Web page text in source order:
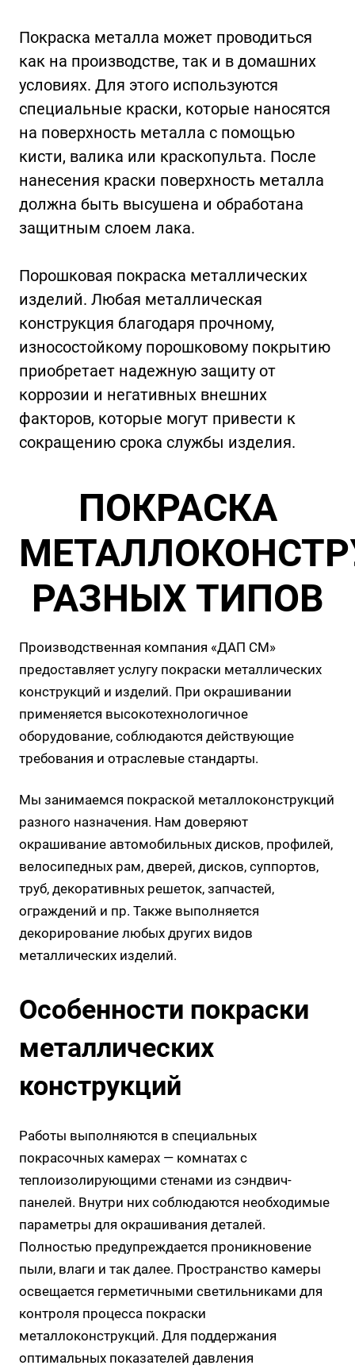
Покраска металла может проводиться
как на производстве, так и в домашних
условиях. Для этого используются
специальные краски, которые наносятся
на поверхность металла с помощью
кисти, валика или краскопульта. После
нанесения краски поверхность металла
должна быть высушена и обработана
защитным слоем лака.
Порошковая покраска металлических
изделий. Любая металлическая
конструкция благодаря прочному,
износостойкому порошковому покрытию
приобретает надежную защиту от
коррозии и негативных внешних
факторов, которые могут привести к
сокращению срока службы изделия.
ПОКРАСКА
РАЗНЫХ ТИПОВ
Производственная компания «ДАП СМ»
предоставляет услугу покраски металлических
конструкций и изделий. При окрашивании
применяется высокотехнологичное
оборудование, соблюдаются действующие
требования и отраслевые стандарты.
Мы занимаемся покраской металлоконструкций
разного назначения. Нам доверяют
окрашивание автомобильных дисков, профилей,
велосипедных рам, дверей, дисков, суппортов,
труб, декоративных решеток, запчастей,
ограждений и пр. Также выполняется
декорирование любых других видов
металлических изделий.
Особенности покраски
металлических
конструкций
Работы выполняются в специальных
покрасочных камерах — комнатах с
теплоизолирующими стенами из сэндвич-
панелей. Внутри них соблюдаются необходимые
параметры для окрашивания деталей.
Полностью предупреждается проникновение
пыли, влаги и так далее. Пространство камеры
освещается герметичными светильниками для
контроля процесса покраски
металлоконструкций. Для поддержания
оптимальных показателей давления